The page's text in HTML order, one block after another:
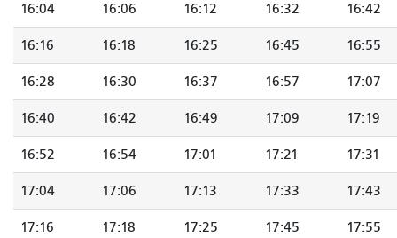
16:04 16:06 16:12 16:32 16:42
16:16 16:18 16:25 16:45 16:55
16:28 16:30 16:37 16:57 17:07
16:40 16:42 16:49 17:09 17:19
16:52 16:54 17:01 17:21 17:31
17:04 17:06 17:13 17:33 17:43
17:16 17:18 17:25 17:45 17:55